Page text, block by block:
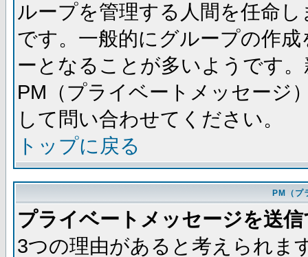
ループを管理する人間を任命
です。一般的にグループの作
ーとなることが多いようです
PM（プライベートメッセージ
して問い合わせてください。
トップに戻る
PM（プ
プライベートメッセージを送
3つの理由があると考えられま